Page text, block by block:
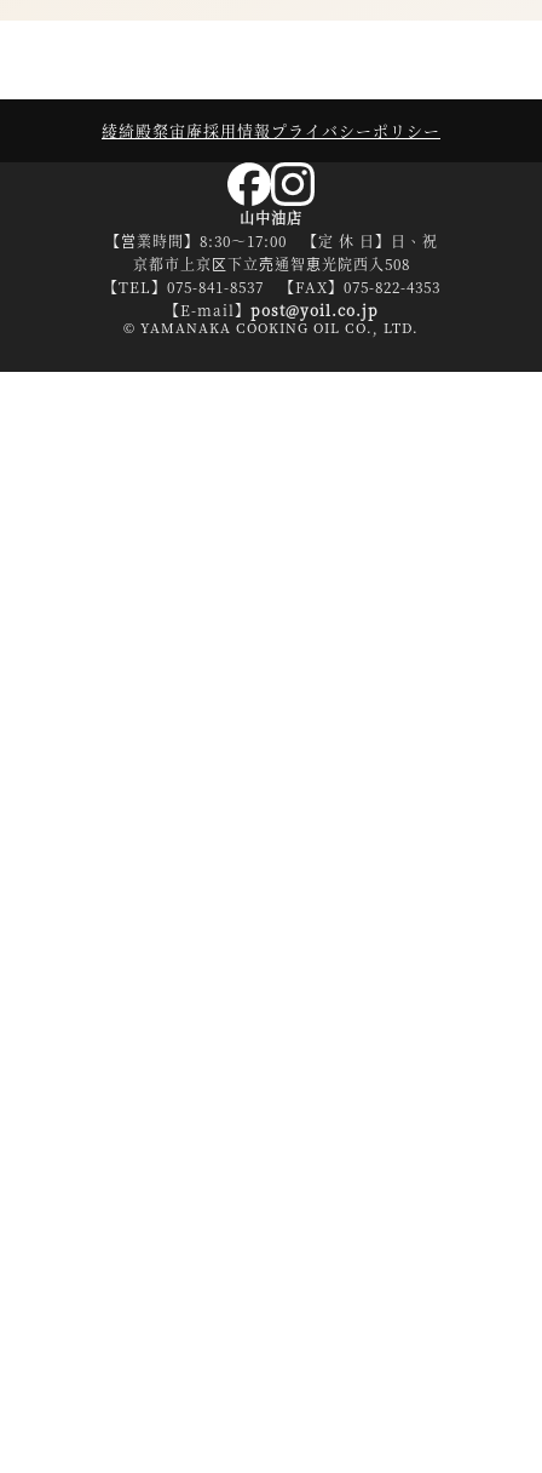
綾綺殿粲宙庵採用情報 プライバシーポリシー
山中油店
【営業時間】8:30～17:00 【定 休 日】日、祝
京都市上京区下立売通智恵光院西入508
【TEL】075-841-8537 【FAX】075-822-4353
【E-mail】 post@yoil.co.jp
© YAMANAKA COOKING OIL CO., LTD.